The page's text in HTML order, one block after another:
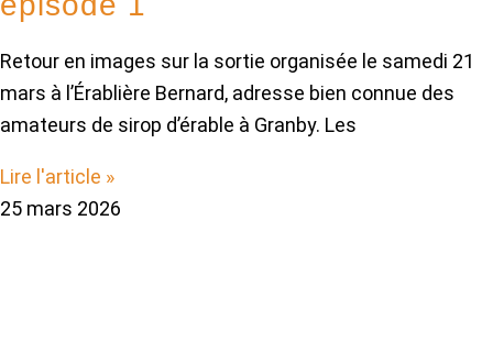
Retour en images sur la sortie organisée le samedi 21
mars à l’Érablière Bernard, adresse bien connue des
amateurs de sirop d’érable à Granby. Les
Lire l'article »
25 mars 2026